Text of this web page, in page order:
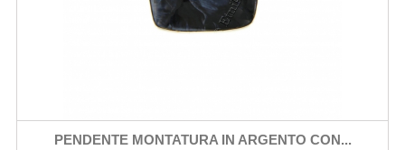
PENDENTE MONTATURA IN ARGENTO CON...